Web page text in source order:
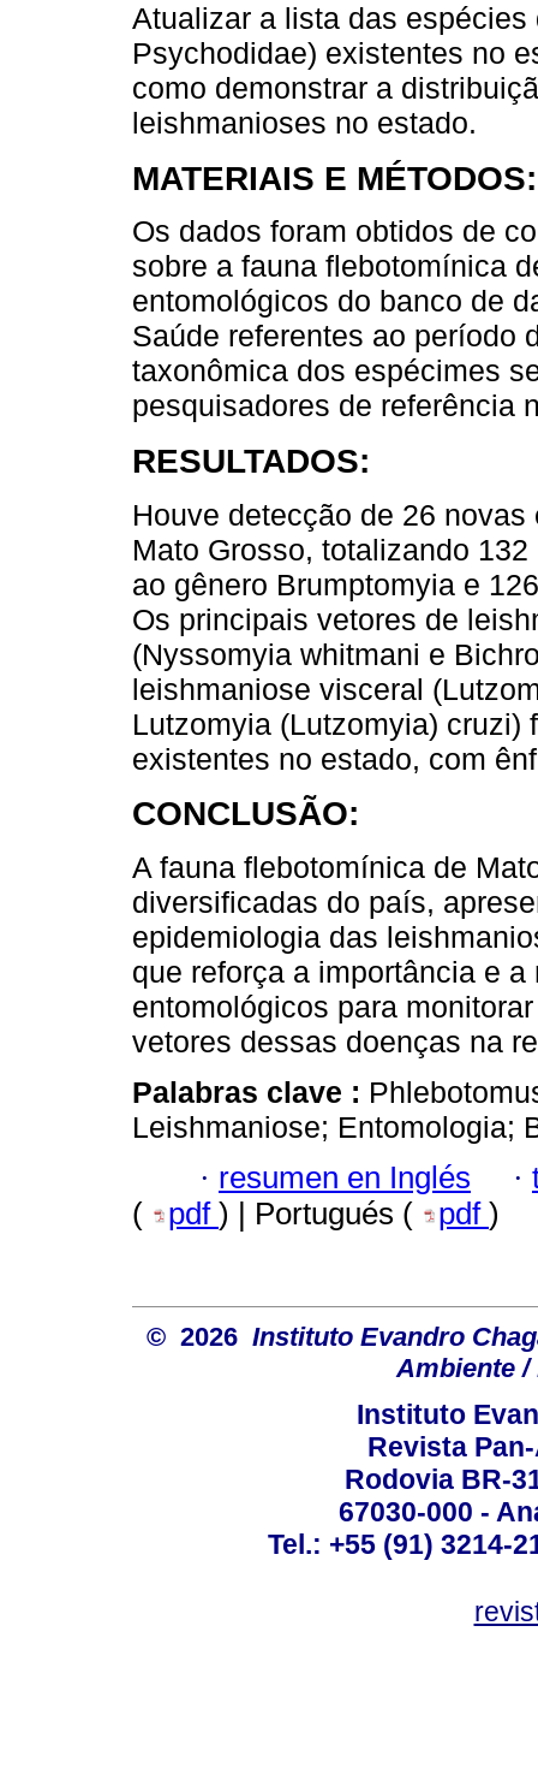
Atualizar a lista das
Psychodidae) existentes no
como demonstrar a
leishmanioses no estado.
MATERIAIS E MÉTODOS:
Os dados foram obtidos de
sobre a fauna flebotomínica
entomológicos do banco de
Saúde referentes ao período
taxonômica dos espécimes
pesquisadores de referência
RESULTADOS:
Houve detecção de 26
Mato Grosso, totalizando
ao gênero Brumptomyia e
Os principais vetores de
(Nyssomyia whitmani e
leishmaniose visceral
Lutzomyia (Lutzomyia) cruzi)
existentes no estado, com
CONCLUSÃO:
A fauna flebotomínica de
diversificadas do país,
epidemiologia das
que reforça a importância e
entomológicos para
vetores dessas doenças na
Palabras clave :
Leishmaniose; Entomologia;
· resumen en Inglés ·
(
pdf ) | Portugués ( pdf )
© 2026 Instituto Evandro
Ambiente /
Instituto
Revista
Rodovia BR-
67030-000 -
Tel.: +55 (91) 3214-